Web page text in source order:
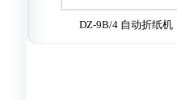
DZ-9B/4 自动折纸机